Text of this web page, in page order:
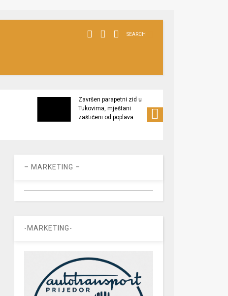
SEARCH
Završen parapetni zid u
Tukovima, mještani
zaštićeni od poplava
– MARKETING –
-MARKETING-